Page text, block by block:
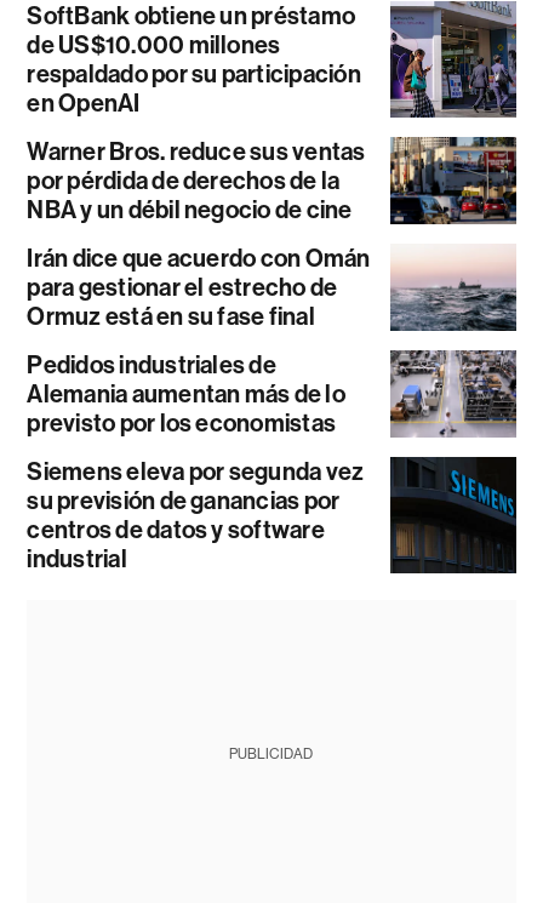
SoftBank obtiene un préstamo
de US$10.000 millones
respaldado por su participación
en OpenAI
Warner Bros. reduce sus ventas
por pérdida de derechos de la
NBA y un débil negocio de cine
Irán dice que acuerdo con Omán
para gestionar el estrecho de
Ormuz está en su fase final
Pedidos industriales de
Alemania aumentan más de lo
previsto por los economistas
Siemens eleva por segunda vez
su previsión de ganancias por
centros de datos y software
industrial
PUBLICIDAD